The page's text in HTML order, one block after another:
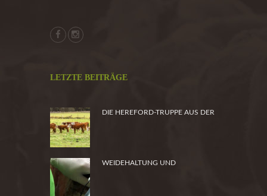
LETZTE BEITRÄGE
DIE HEREFORD-TRUPPE AUS DER
WEIDEHALTUNG UND